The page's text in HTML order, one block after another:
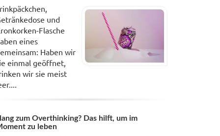
und
Flasche
eines
Haben wir
einmal geöffnet,
wir sie meist
zum Overthinking? Das hilft, um im
zu leben